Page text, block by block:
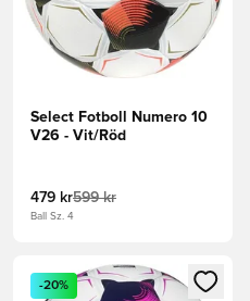
Select Fotboll Numero 10
V26 - Vit/Röd
479 kr599 kr
Ball Sz. 4
in eller registrera dig som
Öppnar en Modal för att
-20%